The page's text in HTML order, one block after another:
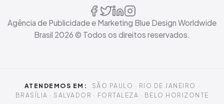
Agência de Publicidade e Marketing Blue Design Worldwide
Brasil 2026 © Todos os direitos reservados.
ATENDEMOS EM:
SÃO PAULO · RIO DE JANEIRO ·
BRASÍLIA · SALVADOR · FORTALEZA · BELO HORIZONTE